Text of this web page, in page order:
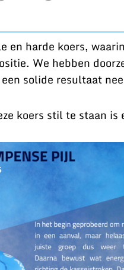
en harde koers,
We hebben
solide resultaat
koers stil te staan